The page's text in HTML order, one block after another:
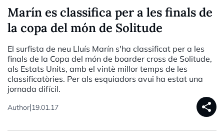
Marín es classifica per a les finals de
la copa del món de Solitude
El surfista de neu Lluís Marín s'ha classificat per a les
finals de la Copa del món de boarder cross de Solitude,
als Estats Units, amb el vintè millor temps de les
classificatòries. Per als esquiadors avui ha estat una
jornada difícil.
Author|19.01.17 share